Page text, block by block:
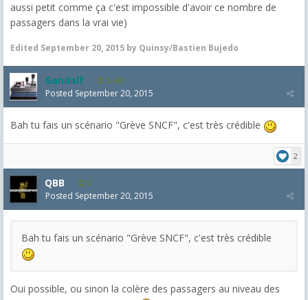
aussi petit comme ça c'est impossible d'avoir ce nombre de
passagers dans la vrai vie)
Edited September 20, 2015 by Quinsy/Bastien Bujedo
Gandalf 2,463
Posted September 20, 2015
Bah tu fais un scénario "Grève SNCF", c'est très crédible
2
QBB 2
Posted September 20, 2015
Bah tu fais un scénario "Grève SNCF", c'est très crédible
Oui possible, ou sinon la colère des passagers au niveau des